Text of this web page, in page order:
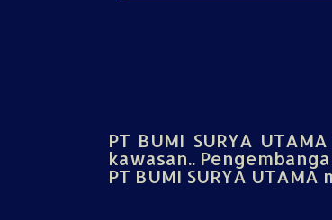
PT BUMI SURYA
kawasan..
PT BUMI SURYA